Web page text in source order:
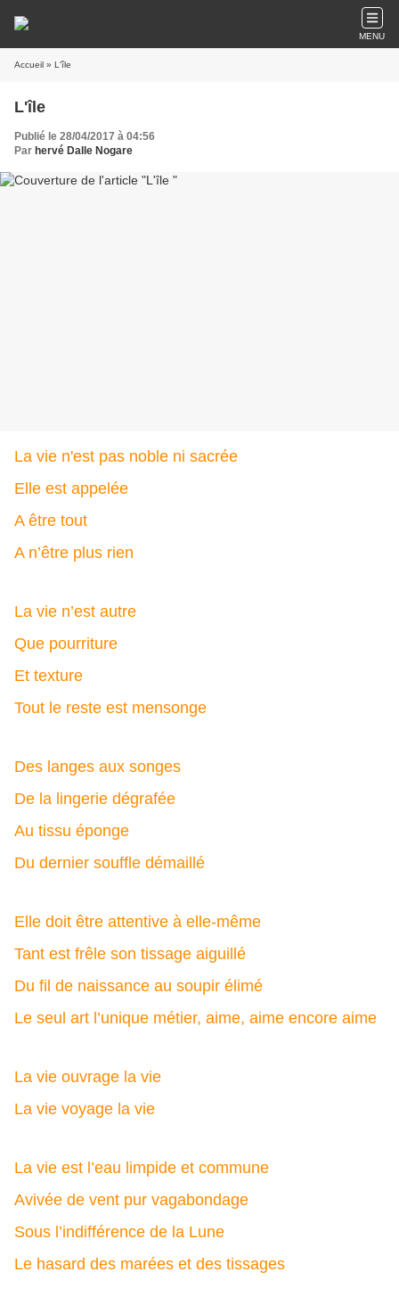
MENU
Accueil » L'île
L'île
Publié le 28/04/2017 à 04:56
Par hervé Dalle Nogare
La vie n'est pas noble ni sacrée
Elle est appelée
A être tout
A n’être plus rien
La vie n’est autre
Que pourriture
Et texture
Tout le reste est mensonge
Des langes aux songes
De la lingerie dégrafée
Au tissu éponge
Du dernier souffle démaillé
Elle doit être attentive à elle-même
Tant est frêle son tissage aiguillé
Du fil de naissance au soupir élimé
Le seul art l’unique métier, aime, aime encore aime
La vie ouvrage la vie
La vie voyage la vie
La vie est l’eau limpide et commune
Avivée de vent pur vagabondage
Sous l’indifférence de la Lune
Le hasard des marées et des tissages